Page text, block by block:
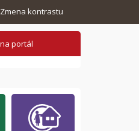
Zmena kontrastu